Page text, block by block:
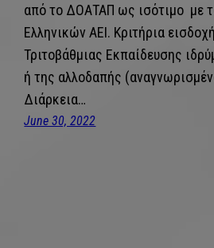
από το ΔΟΑΤΑΠ ως ισότιμο με
Ελληνικών ΑΕΙ. Κριτήρια
Τριτοβάθμιας Εκπαίδευσης
ή της αλλοδαπής
Διάρκεια…
June 30, 2022